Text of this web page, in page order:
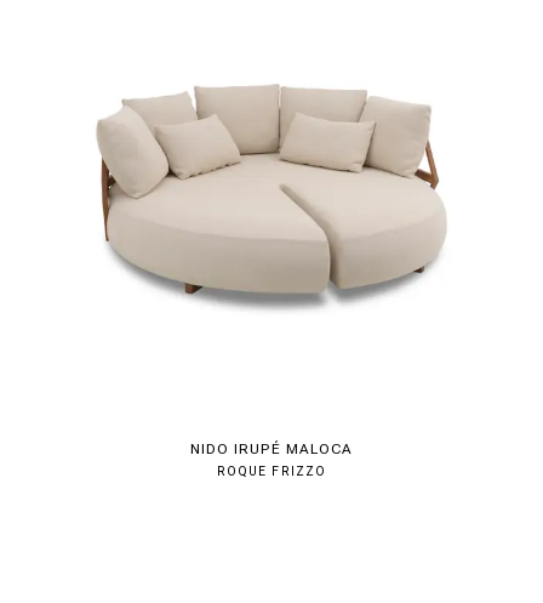
NIDO IRUPÉ MALOCA
ROQUE FRIZZO